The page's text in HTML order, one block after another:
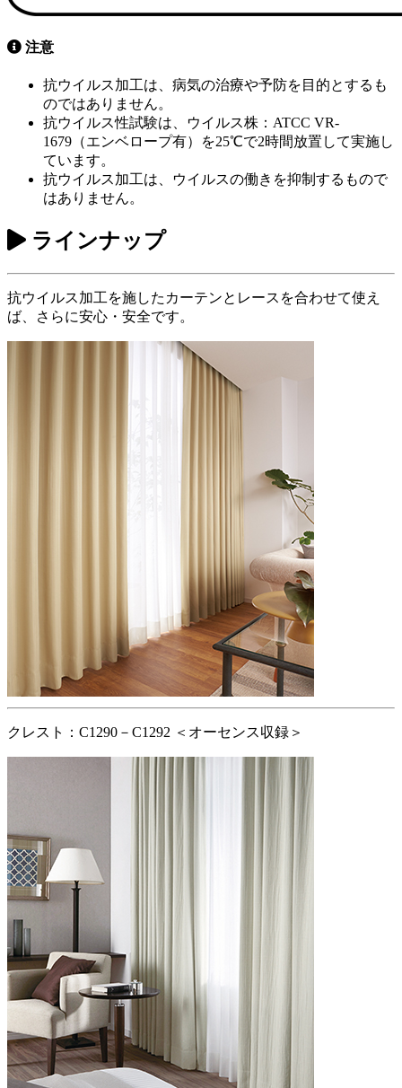
注意
抗ウイルス加工は、病気の治療や予防を目的とするも
のではありません。
抗ウイルス性試験は、ウイルス株：ATCC VR-
1679（エンベロープ有）を25℃で2時間放置して実施し
ています。
抗ウイルス加工は、ウイルスの働きを抑制するもので
はありません。
ラインナップ
抗ウイルス加工を施したカーテンとレースを合わせて使え
ば、さらに安心・安全です。
クレスト：C1290－C1292 ＜オーセンス収録＞